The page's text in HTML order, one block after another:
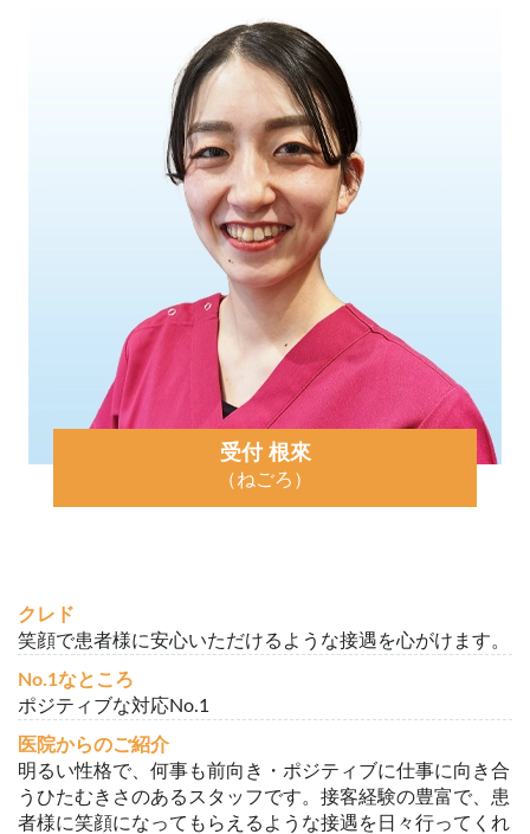
受付 根來
（ねごろ）
クレド
笑顔で患者様に安心いただけるような接遇を心がけます。
No.1なところ
ポジティブな対応No.1
医院からのご紹介
明るい性格で、何事も前向き・ポジティブに仕事に向き合
うひたむきさのあるスタッフです。接客経験の豊富で、患
者様に笑顔になってもらえるような接遇を日々行ってくれ